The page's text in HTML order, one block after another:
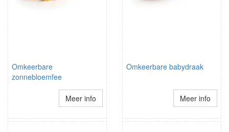
Omkeerbare
zonnebloemfee
Meer info
Omkeerbare babydraak
Meer info